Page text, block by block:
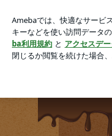
アプリをダウンロードして
ょう。